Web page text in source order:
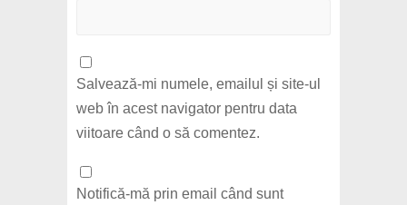
Salvează-mi numele, emailul și site-ul
web în acest navigator pentru data
viitoare când o să comentez.
Notifică-mă prin email când sunt